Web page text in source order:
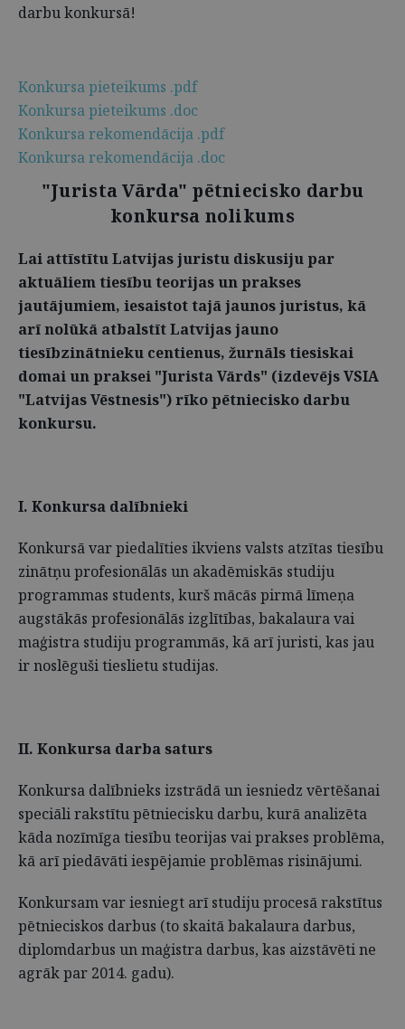
darbu konkursā!
Konkursa pieteikums .pdf
Konkursa pieteikums .doc
Konkursa rekomendācija .pdf
Konkursa rekomendācija .doc
"Jurista Vārda" pētniecisko darbu
konkursa nolikums
Lai attīstītu Latvijas juristu diskusiju par
aktuāliem tiesību teorijas un prakses
jautājumiem, iesaistot tajā jaunos juristus, kā
arī nolūkā atbalstīt Latvijas jauno
tiesībzinātnieku centienus, žurnāls tiesiskai
domai un praksei "Jurista Vārds" (izdevējs VSIA
"Latvijas Vēstnesis") rīko pētniecisko darbu
konkursu.
I. Konkursa dalībnieki
Konkursā var piedalīties ikviens valsts atzītas tiesību
zinātņu profesionālās un akadēmiskās studiju
programmas students, kurš mācās pirmā līmeņa
augstākās profesionālās izglītības, bakalaura vai
maģistra studiju programmās, kā arī juristi, kas jau
ir noslēguši tieslietu studijas.
II. Konkursa darba saturs
Konkursa dalībnieks izstrādā un iesniedz vērtēšanai
speciāli rakstītu pētniecisku darbu, kurā analizēta
kāda nozīmīga tiesību teorijas vai prakses problēma,
kā arī piedāvāti iespējamie problēmas risinājumi.
Konkursam var iesniegt arī studiju procesā rakstītus
pētnieciskos darbus (to skaitā bakalaura darbus,
diplomdarbus un maģistra darbus, kas aizstāvēti ne
agrāk par 2014. gadu).